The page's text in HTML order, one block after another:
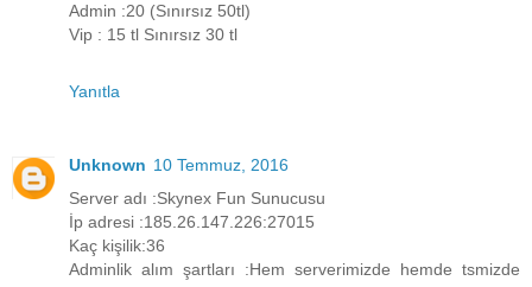
Admin :20 (Sınırsız 50tl)
Vip : 15 tl Sınırsız 30 tl
Yanıtla
Unknown 10 Temmuz, 2016
Server adı :Skynex Fun Sunucusu
İp adresi :185.26.147.226:27015
Kaç kişilik:36
Adminlik alım şartları :Hem serverimizde hemde tsmizde